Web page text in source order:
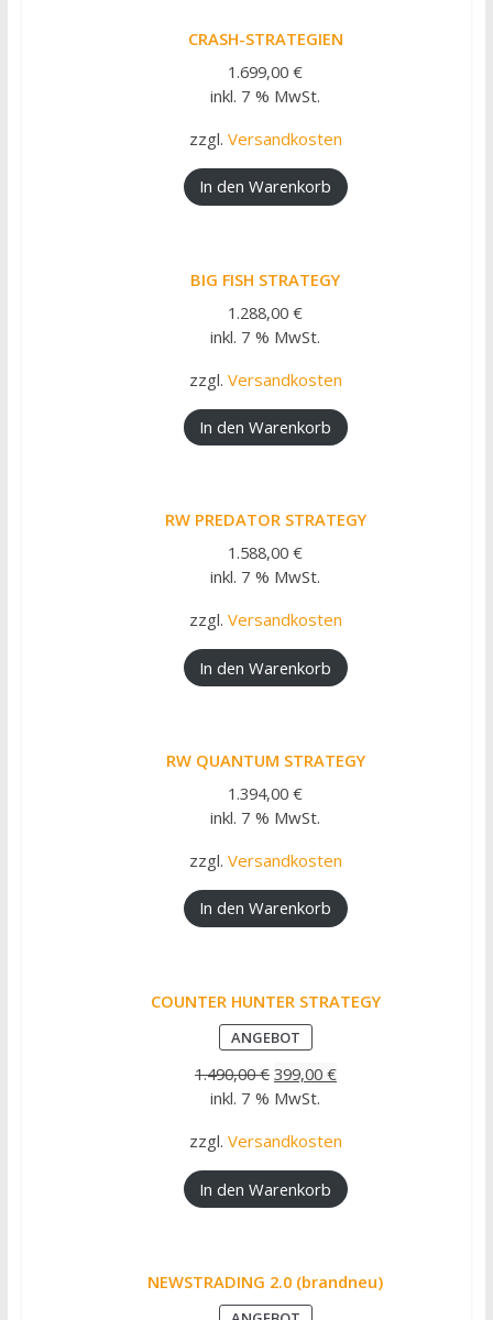
CRASH-STRATEGIEN
1.699,00€
inkl. 7 % MwSt.
zzgl. Versandkosten
In den Warenkorb
BIG FISH STRATEGY
1.288,00€
inkl. 7 % MwSt.
zzgl. Versandkosten
In den Warenkorb
RW PREDATOR STRATEGY
1.588,00€
inkl. 7 % MwSt.
zzgl. Versandkosten
In den Warenkorb
RW QUANTUM STRATEGY
1.394,00€
inkl. 7 % MwSt.
zzgl. Versandkosten
In den Warenkorb
COUNTER HUNTER STRATEGY
ANGEBOTPRODUKT
IM
ANGEBOT
1.490,00€ 399,00 €
inkl. 7 % MwSt.
zzgl. Versandkosten
In den Warenkorb
NEWSTRADING 2.0 (brandneu)